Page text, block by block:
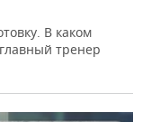
В каком
тренер